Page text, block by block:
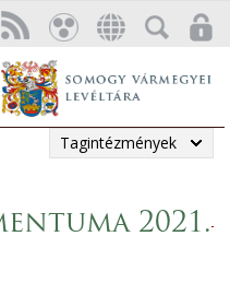
Tagintézmények
2021.